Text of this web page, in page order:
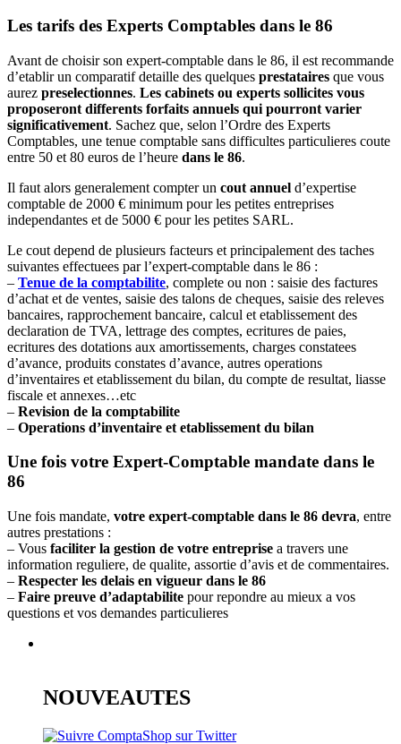
Les tarifs des Experts Comptables dans le 86
Avant de choisir son expert-comptable dans le 86, il est recommande
d’etablir un comparatif detaille des quelques prestataires que vous
aurez preselectionnes. Les cabinets ou experts sollicites vous
proposeront differents forfaits annuels qui pourront varier
significativement. Sachez que, selon l’Ordre des Experts
Comptables, une tenue comptable sans difficultes particulieres coute
entre 50 et 80 euros de l’heure dans le 86.
Il faut alors generalement compter un cout annuel d’expertise
comptable de 2000 € minimum pour les petites entreprises
independantes et de 5000 € pour les petites SARL.
Le cout depend de plusieurs facteurs et principalement des taches
suivantes effectuees par l’expert-comptable dans le 86 :
– Tenue de la comptabilite, complete ou non : saisie des factures
d’achat et de ventes, saisie des talons de cheques, saisie des releves
bancaires, rapprochement bancaire, calcul et etablissement des
declaration de TVA, lettrage des comptes, ecritures de paies,
ecritures des dotations aux amortissements, charges constatees
d’avance, produits constates d’avance, autres operations
d’inventaires et etablissement du bilan, du compte de resultat, liasse
fiscale et annexes…etc
– Revision de la comptabilite
– Operations d’inventaire et etablissement du bilan
Une fois votre Expert-Comptable mandate dans le
86
Une fois mandate, votre expert-comptable dans le 86 devra, entre
autres prestations :
– Vous faciliter la gestion de votre entreprise a travers une
information reguliere, de qualite, assortie d’avis et de commentaires.
– Respecter les delais en vigueur dans le 86
– Faire preuve d’adaptabilite pour repondre au mieux a vos
questions et vos demandes particulieres
NOUVEAUTES